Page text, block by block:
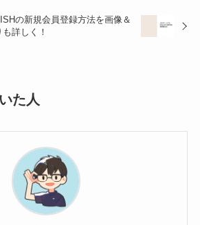
の新規会員登録方法を画像＆
詳しく！
た人